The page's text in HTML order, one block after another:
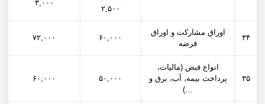
۲,۵۰۰
۳,۰۰۰
۳۴
اوراق مشارکت و اوراق
قرضه
۶۰,۰۰۰ ۷۲,۰۰۰
۳۵
انواع قبض (مالیات،
پرداخت بیمه، آب، برق و
…)
۵۰,۰۰۰ ۶۰,۰۰۰